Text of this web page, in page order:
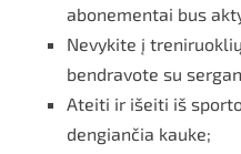
abonementai bus
Nevykite į
bendravote su
Ateiti ir išeiti iš
dengiančia kauke;